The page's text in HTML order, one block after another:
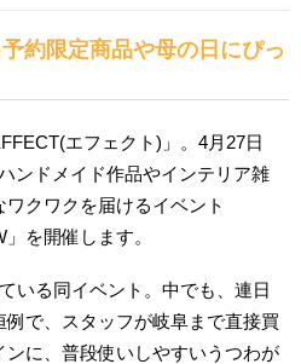
約限定商品や母の日にぴっ
エフェクト)」。4月27日
ンドメイド作品やインテリア雑
クワクを届けるイベント
を開催します。
いる同イベント。中でも、連日
で、スタッフが岐阜まで直接買
に、普段使いしやすいうつわが